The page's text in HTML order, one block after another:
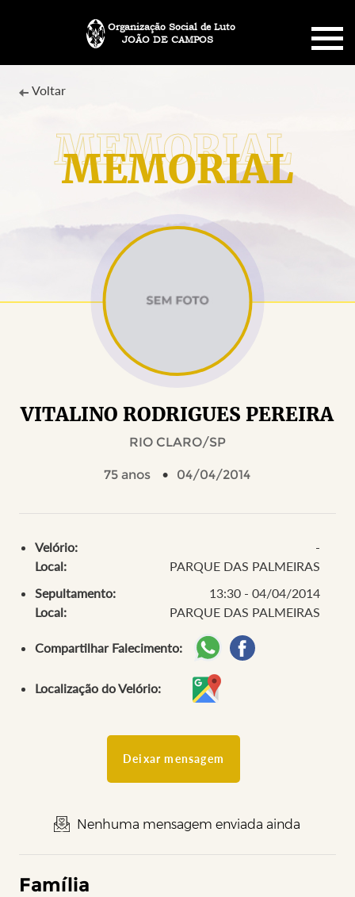
JOÃO DE CAMPOS
Organização Social de Luto
SOBRE NÓS
PLANO FUNERÁRIO
MENSAGENS
MEMORIAL
Voltar
VITALINO RODRIGUES PEREIRA
RIO CLARO/SP
75 anos 04/04/2014
Velório:
-
Local:
PARQUE DAS PALMEIRAS
Sepultamento:
13:30 - 04/04/2014
Local:
PARQUE DAS PALMEIRAS
Compartilhar Falecimento:
Localização do Velório:
Deixar mensagem
Nenhuma mensagem enviada ainda
Família